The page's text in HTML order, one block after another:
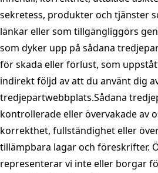
sekretess, produkter och tjänster
länkar eller som tillgängliggörs
som dyker upp på sådana
för skada eller förlust, som
indirekt följd av att du använt dig
tredjepartwebbplats.Sådana
kontrollerade eller övervakade av
korrekthet, fullständighet eller
tillämpbara lagar och föreskrifter.
representerar vi inte eller borgar